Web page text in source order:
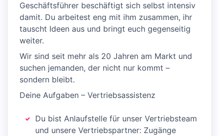
Geschäftsführer beschäftigt sich selbst intensiv
damit. Du arbeitest eng mit ihm zusammen, ihr
tauscht Ideen aus und bringt euch gegenseitig
weiter.
Wir sind seit mehr als 20 Jahren am Markt und
suchen jemanden, der nicht nur kommt –
sondern bleibt.
Deine Aufgaben – Vertriebsassistenz
Du bist Anlaufstelle für unser Vertriebsteam
und unsere Vertriebspartner: Zugänge